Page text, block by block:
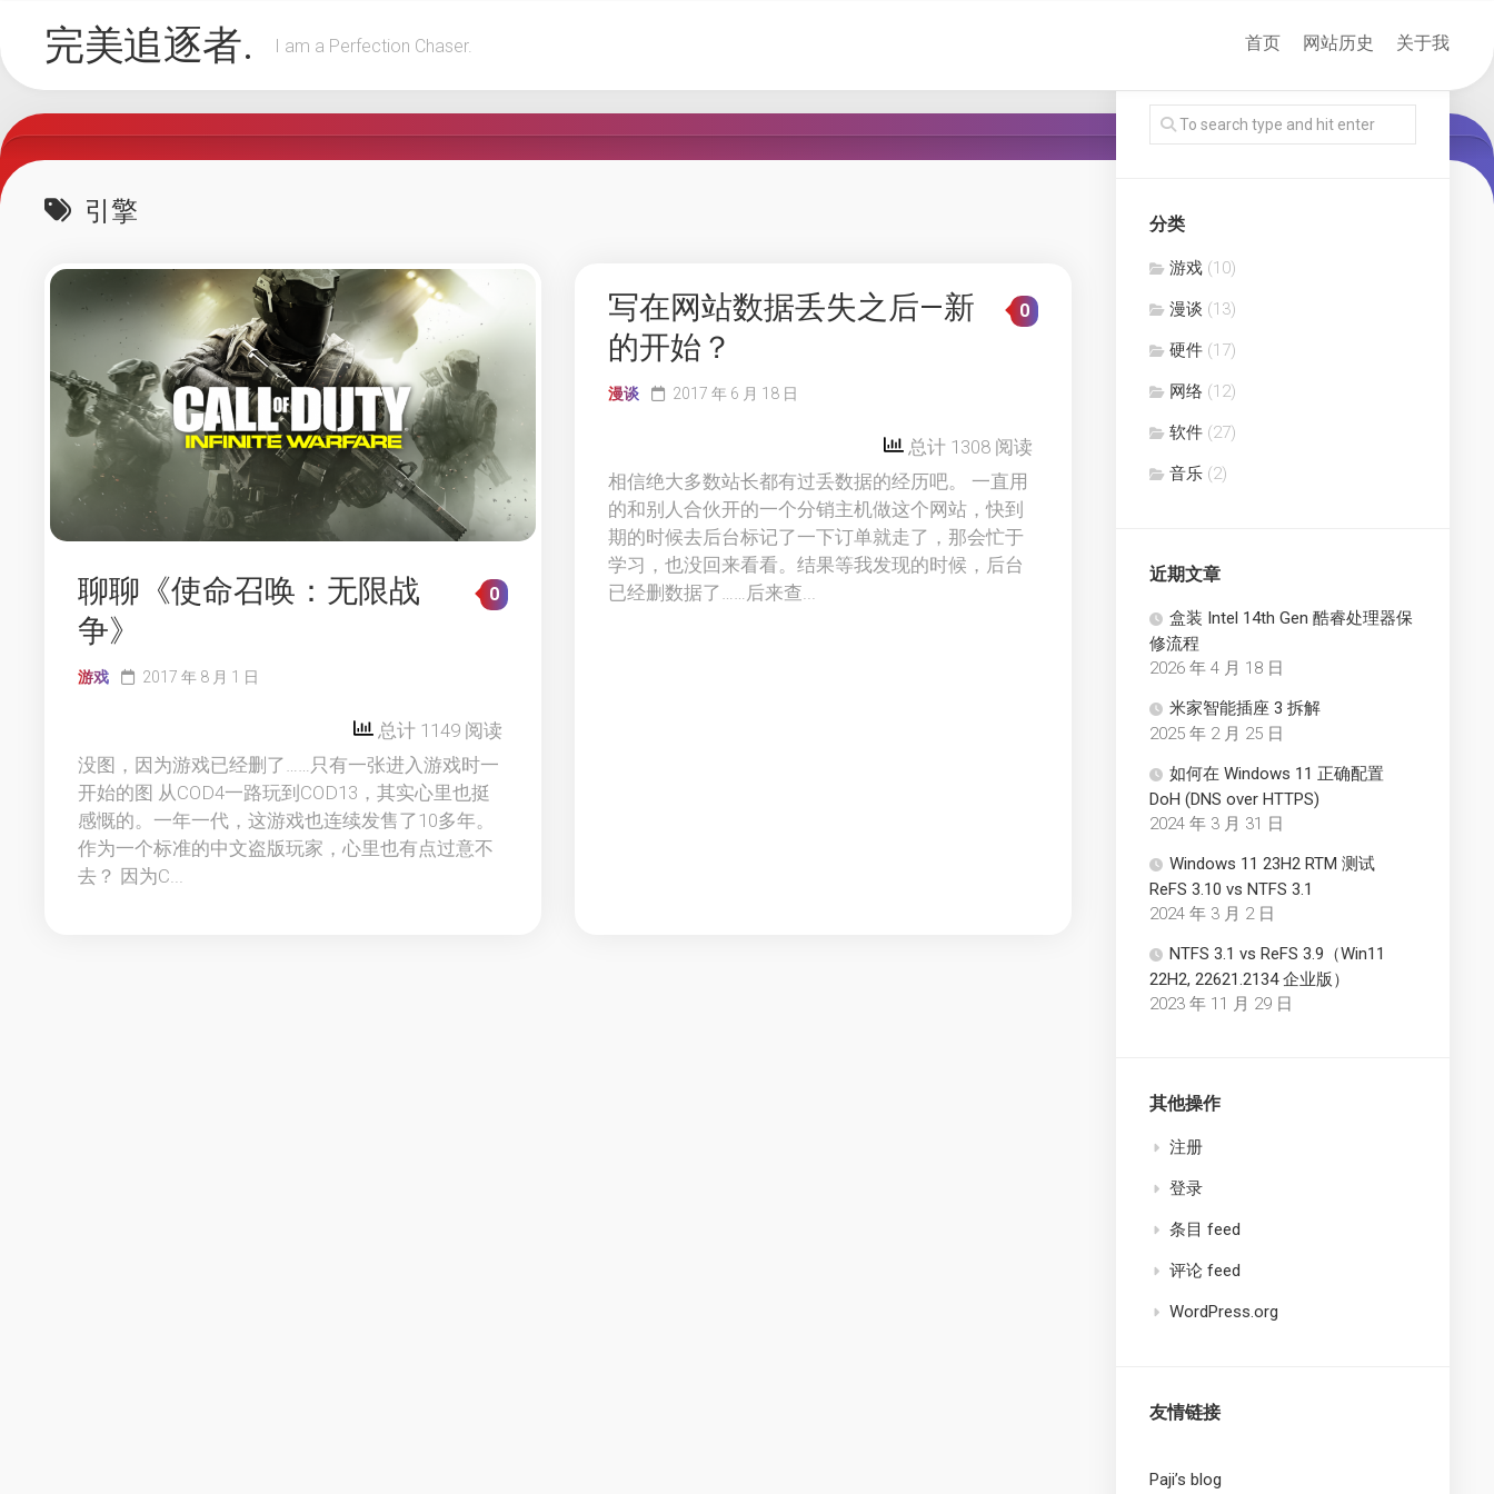
content完美追逐者. I am a Perfection Chaser. 首页 网站历史 关于我
引擎
聊聊《使命召唤：无限战
争》
0
游戏 2017 年 8 月 1 日
总计 1149 阅读
没图，因为游戏已经删了……只有一张进入游戏时一
开始的图 从COD4一路玩到COD13，其实心里也挺
感慨的。一年一代，这游戏也连续发售了10多年。
作为一个标准的中文盗版玩家，心里也有点过意不
去？ 因为C...
写在网站数据丢失之后—新
的开始？
0
漫谈 2017 年 6 月 18 日
总计 1308 阅读
相信绝大多数站长都有过丢数据的经历吧。 一直用
的和别人合伙开的一个分销主机做这个网站，快到
期的时候去后台标记了一下订单就走了，那会忙于
学习，也没回来看看。结果等我发现的时候，后台
已经删数据了……后来查...
分类
游戏 (10)
漫谈 (13)
硬件 (17)
网络 (12)
软件 (27)
音乐 (2)
近期文章
盒装 Intel 14th Gen 酷睿处理器保
修流程
2026 年 4 月 18 日
米家智能插座 3 拆解
2025 年 2 月 25 日
如何在 Windows 11 正确配置
DoH (DNS over HTTPS)
2024 年 3 月 31 日
Windows 11 23H2 RTM 测试
ReFS 3.10 vs NTFS 3.1
2024 年 3 月 2 日
NTFS 3.1 vs ReFS 3.9（Win11
22H2, 22621.2134 企业版）
2023 年 11 月 29 日
其他操作
注册
登录
条目 feed
评论 feed
WordPress.org
友情链接
Paji’s blog